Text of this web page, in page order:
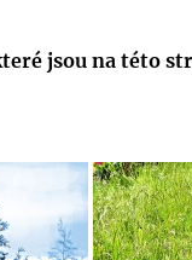
jsou na této